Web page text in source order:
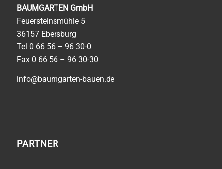
BAUMGARTEN GmbH
Feuersteinsmühle 5
36157 Ebersburg
Tel 0 66 56 – 96 30-0
Fax 0 66 56 – 96 30-30
info@baumgarten-bauen.de
PARTNER